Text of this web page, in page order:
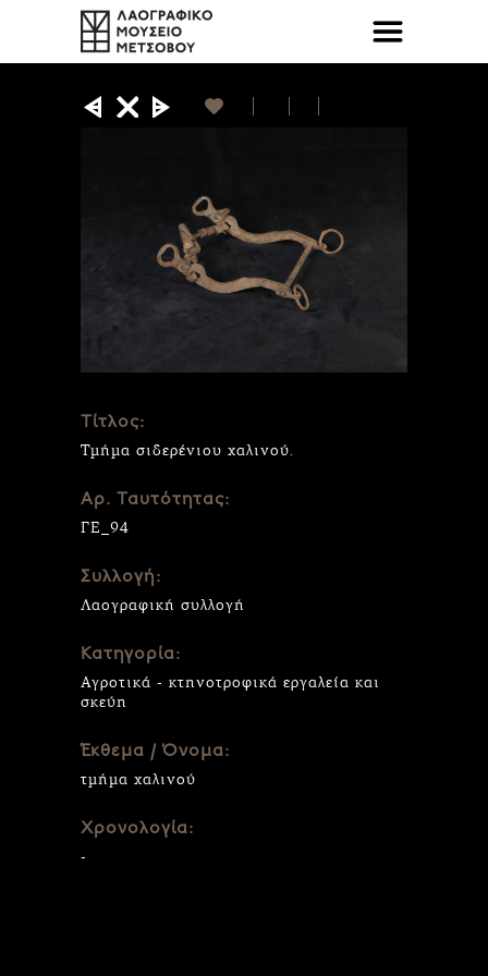
Τίτλος:
Τμήμα σιδερένιου χαλινού.
Αρ. Ταυτότητας:
ΓΕ_94
Συλλογή:
Λαογραφική συλλογή
Κατηγορία:
Αγροτικά - κτηνοτροφικά εργαλεία και
σκεύη
Έκθεμα / Όνομα:
τμήμα χαλινού
Χρονολογία:
-